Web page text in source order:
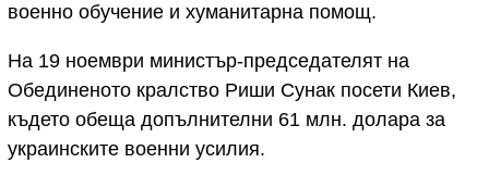
военно обучение и хуманитарна помощ.
На 19 ноември министър-председателят на
Обединеното кралство Риши Сунак посети Киев,
където обеща допълнителни 61 млн. долара за
украинските военни усилия.